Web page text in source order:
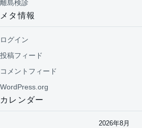
離島検診
メタ情報
ログイン
投稿フィード
コメントフィード
WordPress.org
カレンダー
2026年8月